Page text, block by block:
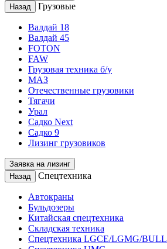
Назад
Грузовые
Валдай 18
Валдай 45
FOTON
FAW
Грузовая техника б/у
МАЗ
Отечественные грузовики
Тягачи
Урал
Садко Next
Садко 9
Лизинг грузовиков
Заявка на лизинг
Назад
Спецтехника
Автокраны
Бульдозеры
Китайская спецтехника
Складская техника
Спецтехника LGCE/LGMG/BULL